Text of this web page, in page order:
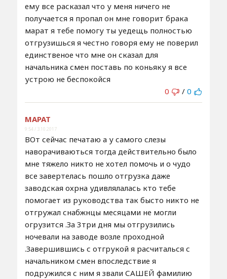
ему все расказал что у меня ничего не
получается я пропал он мне говорит брака
марат я тебе помогу ты уедещь полностью
отгрузишься я честно говоря ему не поверил
единственое что мне он сказал для
начальника смен поставь по коньяку я все
устрою не беспокойся
0
/ 0
МАРАТ
9:54 / 3.10.2017
ВОт сейчас печатаю а у самого слезы
наворачиваються тогда действительно было
мне тяжело никто не хотел помочь и о чудо
все завертелась пошло отгрузка даже
заводская охрна удивлялалась кто тебе
помогает из руководства так бысто никто не
отгружал снабжнцы месяцами не могли
огрузится .За 3три дня мы отгрузились
ночевали на заводе возле проходной
.Завершившись с отгрукой я расчиталься с
начальником смен впоследствие я
подружился с ним я звали САШЕЙ фамилию